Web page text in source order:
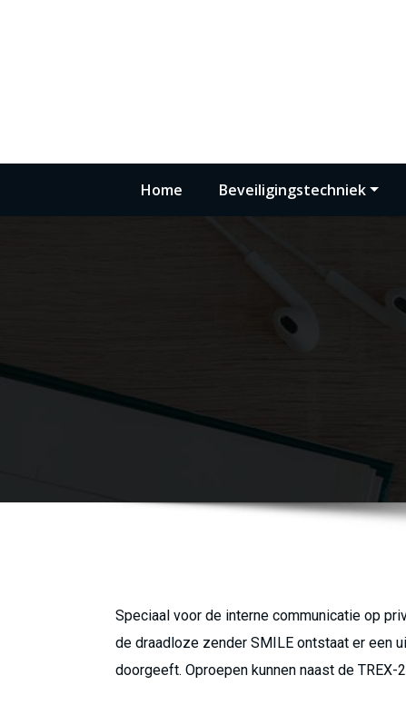
Zélé.bv
Home
Beveiligingstechniek
Speciaal voor de interne communicatie op
de draadloze zender SMILE ontstaat er een
doorgeeft. Oproepen kunnen naast de